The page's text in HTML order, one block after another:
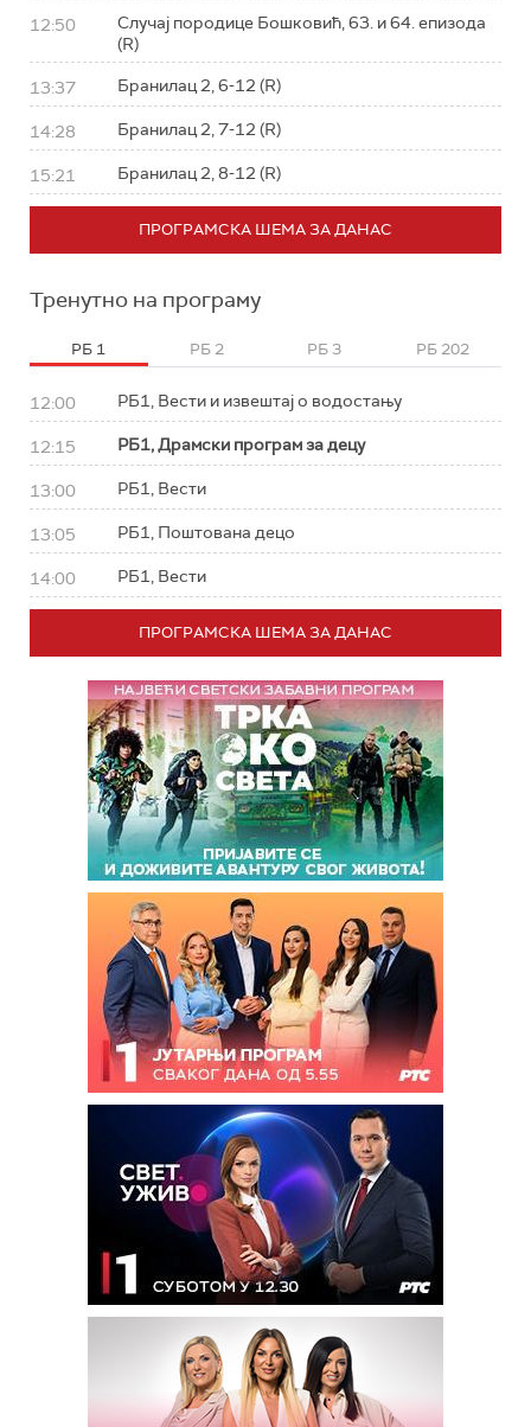
12:50
Случај породице Бошковић, 63. и 64. епизода
(R)
13:37 Бранилац 2, 6-12 (R)
14:28 Бранилац 2, 7-12 (R)
15:21 Бранилац 2, 8-12 (R)
ПРОГРАМСКА ШЕМА ЗА ДАНАС
Тренутно на програму
РБ 1 РБ 2 РБ 3 РБ 202
12:00 РБ1, Вести и извештај о водостању
12:15 РБ1, Драмски програм за децу
13:00 РБ1, Вести
13:05 РБ1, Поштована децо
14:00 РБ1, Вести
ПРОГРАМСКА ШЕМА ЗА ДАНАС